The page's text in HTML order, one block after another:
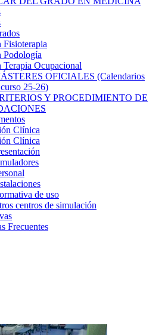
Fisioterapia
Podología
Terapia Ocupacional
OFICIALES (Calendarios
25-26)
Y PROCEDIMIENTO DE
Clínica
Clínica
de uso
centros de simulación
Frecuentes